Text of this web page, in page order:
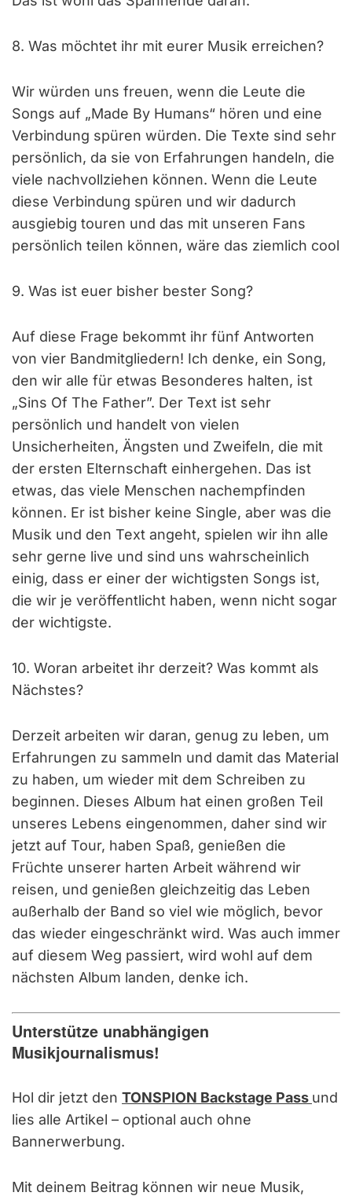
8. Was möchtet ihr mit eurer Musik erreichen?
Wir würden uns freuen, wenn die Leute die
Songs auf „Made By Humans“ hören und eine
Verbindung spüren würden. Die Texte sind sehr
persönlich, da sie von Erfahrungen handeln, die
viele nachvollziehen können. Wenn die Leute
diese Verbindung spüren und wir dadurch
ausgiebig touren und das mit unseren Fans
persönlich teilen können, wäre das ziemlich cool
9. Was ist euer bisher bester Song?
Auf diese Frage bekommt ihr fünf Antworten
von vier Bandmitgliedern! Ich denke, ein Song,
den wir alle für etwas Besonderes halten, ist
„Sins Of The Father”. Der Text ist sehr
persönlich und handelt von vielen
Unsicherheiten, Ängsten und Zweifeln, die mit
der ersten Elternschaft einhergehen. Das ist
etwas, das viele Menschen nachempfinden
können. Er ist bisher keine Single, aber was die
Musik und den Text angeht, spielen wir ihn alle
sehr gerne live und sind uns wahrscheinlich
einig, dass er einer der wichtigsten Songs ist,
die wir je veröffentlicht haben, wenn nicht sogar
der wichtigste.
10. Woran arbeitet ihr derzeit? Was kommt als
Nächstes?
Derzeit arbeiten wir daran, genug zu leben, um
Erfahrungen zu sammeln und damit das Material
zu haben, um wieder mit dem Schreiben zu
beginnen. Dieses Album hat einen großen Teil
unseres Lebens eingenommen, daher sind wir
jetzt auf Tour, haben Spaß, genießen die
Früchte unserer harten Arbeit während wir
reisen, und genießen gleichzeitig das Leben
außerhalb der Band so viel wie möglich, bevor
das wieder eingeschränkt wird. Was auch immer
auf diesem Weg passiert, wird wohl auf dem
nächsten Album landen, denke ich.
Unterstütze unabhängigen
Musikjournalismus!
Hol dir jetzt den TONSPION Backstage Pass und
lies alle Artikel – optional auch ohne
Bannerwerbung.
Mit deinem Beitrag können wir neue Musik,